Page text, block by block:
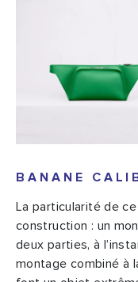
BANANE
La particularité de
construction : un
deux parties, à
montage combiné à